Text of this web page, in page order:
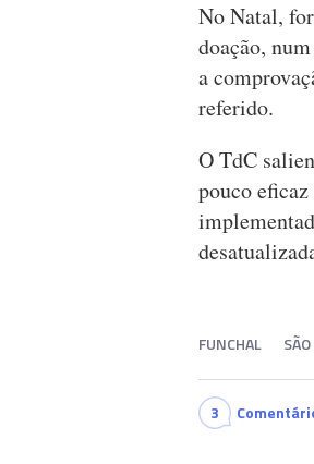
No Natal,
doação,
a
referido.
O TdC
pouco
FUNCHAL
3